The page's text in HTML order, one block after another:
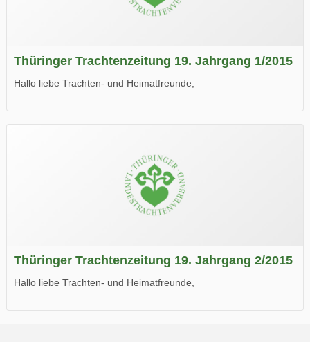
Thüringer Trachtenzeitung 19. Jahrgang 1/2015
Hallo liebe Trachten- und Heimatfreunde,
Wir wünschen Euch viel Spaß beim Lesen.
Thüringer Trachtenzeitung 19. Jahrgang 2/2015
Hallo liebe Trachten- und Heimatfreunde,